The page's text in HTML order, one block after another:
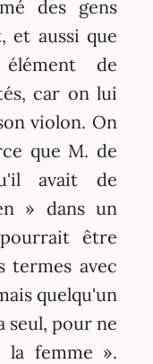
des gens
et aussi que
de
car on lui
violon. On
que M. de
avait de
» dans un
être
termes avec
quelqu'un
seul, pour ne
la femme ».